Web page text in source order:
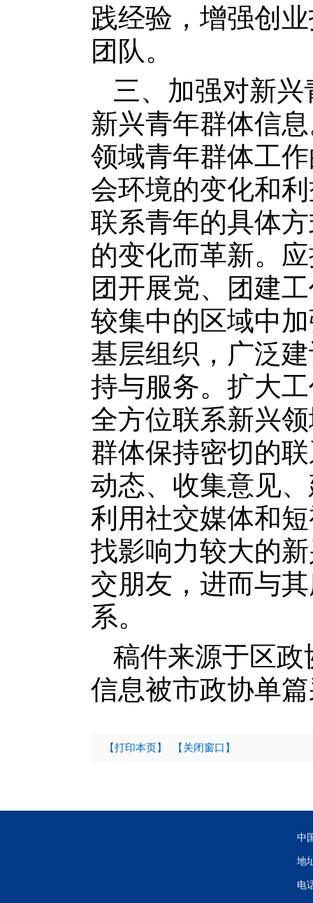
践经验，增强创
团队。
三、加强对新
新兴青年群体信
领域青年群体工
会环境的变化和
联系青年的具体
的变化而革新。
团开展党、团建
较集中的区域中
基层组织，广泛
持与服务。扩大
全方位联系新兴
群体保持密切的
动态、收集意见
利用社交媒体和
找影响力较大的
交朋友，进而与
系。
稿件来源于区
信息被市政协单
【打印本页】 【关闭窗口】
中
地
电